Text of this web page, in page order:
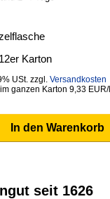
Karton
USt. zzgl. Versandkosten
ganzen Karton 9,33 EUR/l
seit 1626